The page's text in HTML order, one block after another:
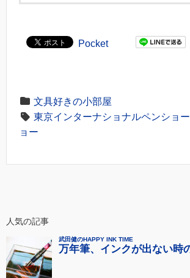
Pocket
文具好きの小部屋
東京インターナショナルペンショー
ョー
人気の記事